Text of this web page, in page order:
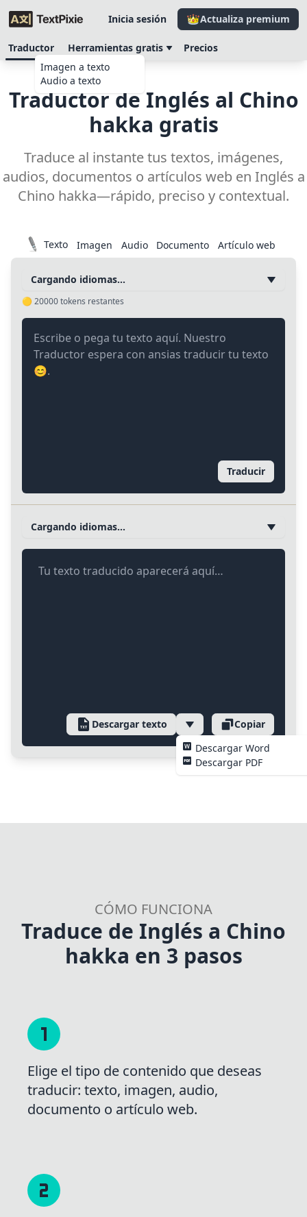
Inicia sesión Actualiza premium
Traductor
Herramientas gratis
Imagen a texto
Audio a texto
Precios
Traductor de Inglés al Chino
hakka gratis
Traduce al instante tus textos, imágenes,
audios, documentos o artículos web en Inglés a
Chino hakka—rápido, preciso y contextual.
Texto Imagen Audio Documento Artículo web
Cargando idiomas…
🟡 20000tokens restantes
Traducir
Cargando idiomas…
Tu texto traducido aparecerá aquí…
Descargar texto
Descargar Word
Descargar PDF
Copiar
CÓMO FUNCIONA
Traduce de Inglés a Chino
hakka en 3 pasos
Elige el tipo de contenido que deseas
traducir: texto, imagen, audio,
documento o artículo web.